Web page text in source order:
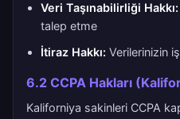
Veri Taşınabilirliği Hakkı:
talep etme
İtiraz Hakkı: Verilerinizin
6.2 CCPA Hakları
Kaliforniya sakinleri CCPA